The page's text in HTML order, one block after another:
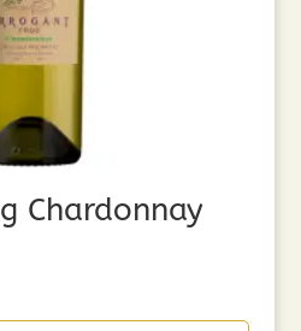
Chardonnay